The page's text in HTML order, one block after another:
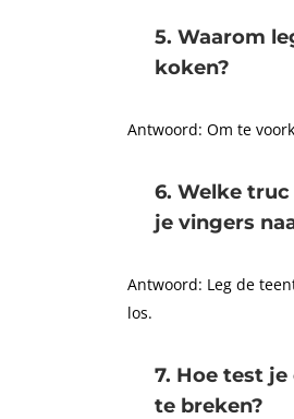
5. Waarom
koken?
Antwoord: Om te
6. Welke
je vingers
Antwoord: Leg de
los.
7. Hoe test
te breken?